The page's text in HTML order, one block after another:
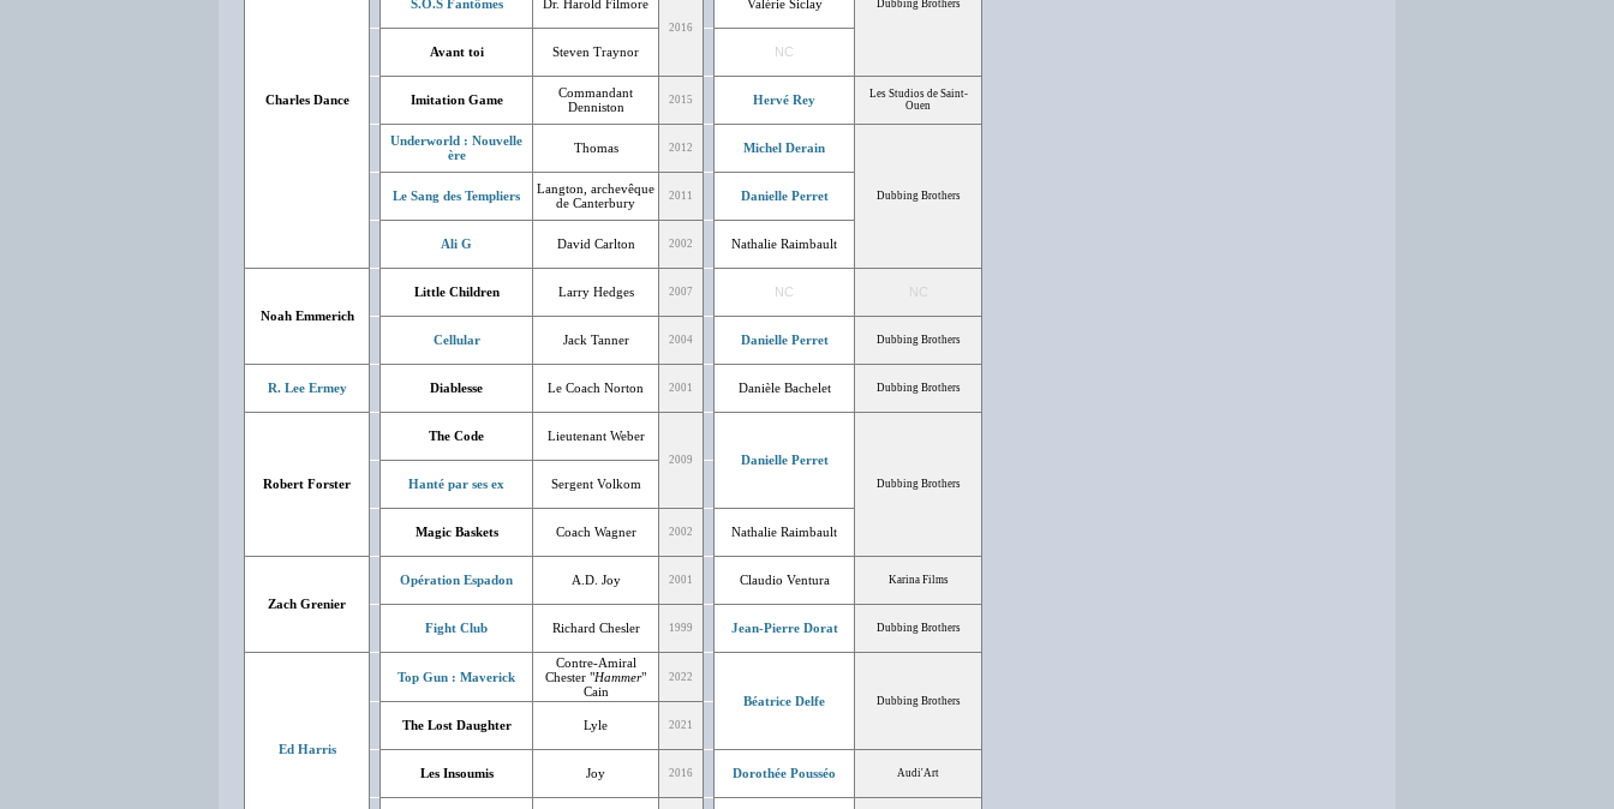
Charles Dance
Dubbing Brothers
S.O.S Fantômes Dr. Harold Filmore
2016
Valérie Siclay
Avant toi Steven Traynor NC
Imitation Game
Commandant
Denniston
2015 Hervé Rey
Les Studios de Saint-
Ouen
Underworld : Nouvelle
ère
Thomas 2012 Michel Derain
Dubbing Brothers
Le Sang des Templiers
Langton, archevêque
de Canterbury
2011 Danielle Perret
Ali G David Carlton 2002 Nathalie Raimbault
Noah Emmerich
Little Children Larry Hedges 2007 NC NC
Cellular Jack Tanner 2004 Danielle Perret Dubbing Brothers
R. Lee Ermey Diablesse Le Coach Norton 2001 Danièle Bachelet Dubbing Brothers
Robert Forster
The Code Lieutenant Weber
2009 Danielle Perret
Dubbing Brothers
Hanté par ses ex Sergent Volkom
Magic Baskets Coach Wagner 2002 Nathalie Raimbault
Zach Grenier
Opération Espadon A.D. Joy 2001 Claudio Ventura Karina Films
Fight Club Richard Chesler 1999 Jean-Pierre Dorat Dubbing Brothers
Ed Harris
Top Gun : Maverick
Contre-Amiral
Chester "Hammer"
Cain
2022
Béatrice Delfe Dubbing Brothers
The Lost Daughter Lyle 2021
Les Insoumis Joy 2016 Dorothée Pousséo Audi'Art